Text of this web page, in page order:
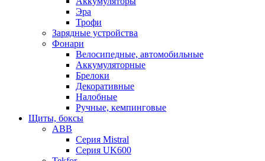
Эра
Трофи
Зарядные устройства
Фонари
Велосипедные, автомобильные
Аккумуляторные
Брелоки
Декоративные
Налобные
Ручные, кемпинговые
Щиты, боксы
ABB
Серия Mistral
Серия UK600